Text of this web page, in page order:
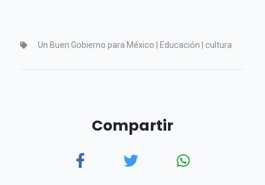
Un Buen Gobierno para México | Educación | cultura
Compartir